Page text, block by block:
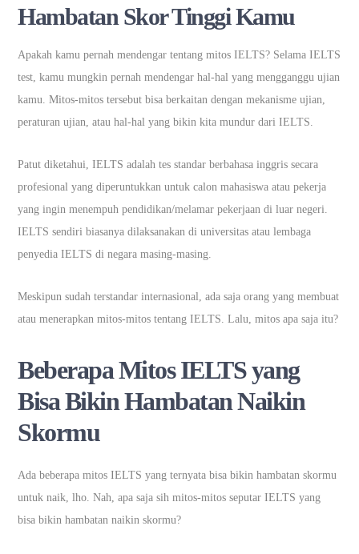
Hambatan Skor Tinggi Kamu
Apakah kamu pernah mendengar tentang mitos IELTS? Selama IELTS
test, kamu mungkin pernah mendengar hal-hal yang mengganggu ujian
kamu. Mitos-mitos tersebut bisa berkaitan dengan mekanisme ujian,
peraturan ujian, atau hal-hal yang bikin kita mundur dari IELTS.
Patut diketahui, IELTS adalah tes standar berbahasa inggris secara
profesional yang diperuntukkan untuk calon mahasiswa atau pekerja
yang ingin menempuh pendidikan/melamar pekerjaan di luar negeri.
IELTS sendiri biasanya dilaksanakan di universitas atau lembaga
penyedia IELTS di negara masing-masing.
Meskipun sudah terstandar internasional, ada saja orang yang membuat
atau menerapkan mitos-mitos tentang IELTS. Lalu, mitos apa saja itu?
Beberapa Mitos IELTS yang
Bisa Bikin Hambatan Naikin
Skormu
Ada beberapa mitos IELTS yang ternyata bisa bikin hambatan skormu
untuk naik, lho. Nah, apa saja sih mitos-mitos seputar IELTS yang
bisa bikin hambatan naikin skormu?